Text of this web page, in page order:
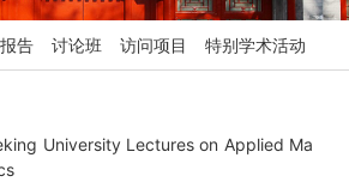
告 讨论班 访问项目 特别学术活动
University Lectures on Applied Ma